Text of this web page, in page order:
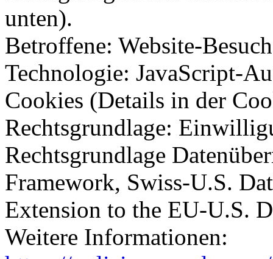
unten).
Betroffene: Website-
Technologie: JavaScript-
Cookies (Details in der
Rechtsgrundlage:
Rechtsgrundlage
Framework, Swiss-U.S.
Extension to the EU-U.S.
Weitere Informationen: